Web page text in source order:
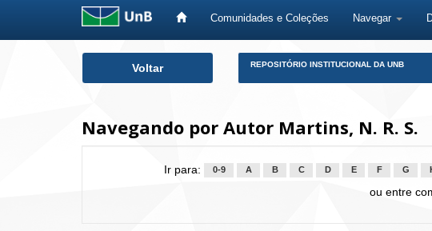
Comunidades e Coleções Navegar
Voltar REPOSITÓRIO INSTITUCIONAL DA UNB
Navegando por Autor Martins, N. R. S.
Ir para: 0-9 A B C D E F G
ou entre